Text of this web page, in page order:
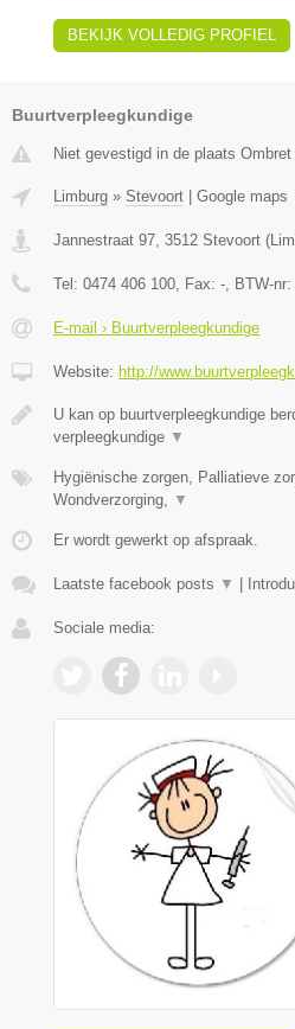
BEKIJK VOLLEDIG PROFIEL
Buurtverpleegkundige
Niet gevestigd in de plaats
Limburg » Stevoort Google maps
Jannestraat 97 3512 Stevoort (
Tel: 0474 406 100 , Fax: - , BTW-nr:
E-mail › Buurtverpleegkundige
Website: http://
U kan op buurtverpleegkundige
verpleegkundige ▼
Hygiënische zorgen, Palliatieve
Wondverzorging,
▼
Er wordt gewerkt op afspraak.
Laatste facebook posts ▼
Sociale media: